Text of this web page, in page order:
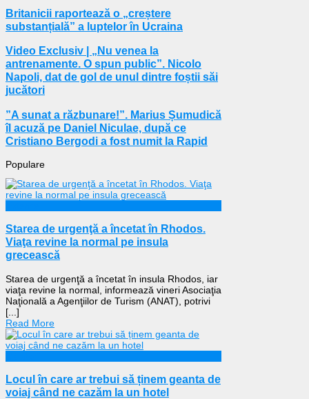
Britanicii raportează o „creștere
substanțială” a luptelor în Ucraina
Video Exclusiv | „Nu venea la
antrenamente. O spun public”. Nicolo
Napoli, dat de gol de unul dintre foștii săi
jucători
”A sunat a răzbunare!”. Marius Șumudică
îl acuză pe Daniel Niculae, după ce
Cristiano Bergodi a fost numit la Rapid
Populare
Starea de urgenţă a încetat în Rhodos.
Viaţa revine la normal pe insula
grecească
Starea de urgenţă a încetat în insula Rhodos, iar
viaţa revine la normal, informează vineri Asociaţia
Naţională a Agenţiilor de Turism (ANAT), potrivi
[...]
Read More
Locul în care ar trebui să ținem geanta de
voiaj când ne cazăm la un hotel